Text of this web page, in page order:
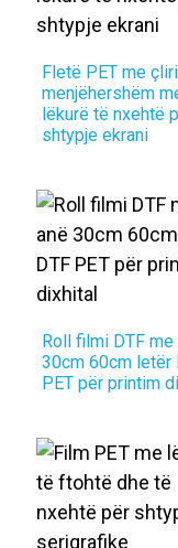
Fletë PET me
menjëhershëm
lëkurë të nxehtë
shtypje ekrani
Roll filmi DTF me
30cm 60cm letër
PET për printim